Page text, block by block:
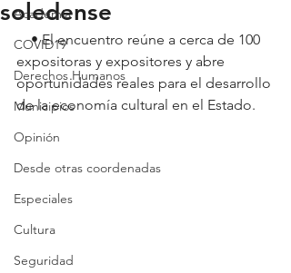
Academia
COVID19
Derechos Humanos
Municipios
Opinión
Desde otras coordenadas
Especiales
Cultura
Seguridad
soledense
    • El encuentro reúne a cerca de 100
expositoras y expositores y abre
oportunidades reales para el desarrollo
de la economía cultural en el Estado.